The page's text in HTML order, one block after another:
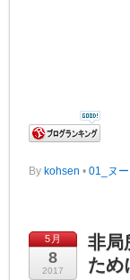
By kohsen • 01_ヌ
5月
8
2017
非局
ため